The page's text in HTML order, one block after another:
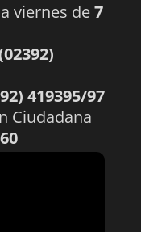
viernes de7
419395/97
Ciudadana